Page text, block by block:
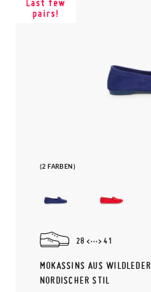
(2 FARBEN)
28 41
MOKASSINS AUS WILDLEDER
NORDISCHER STIL